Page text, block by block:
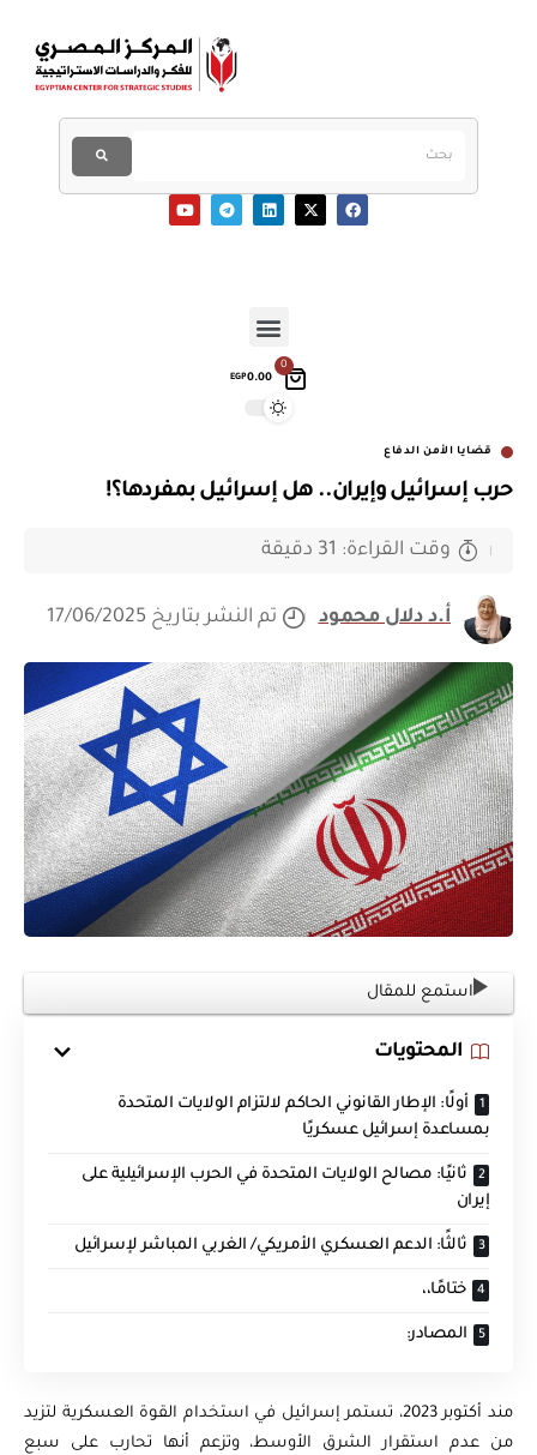
0
EGP0.00
قضايا الأمن الدفاع
حرب إسرائيل وإيران.. هل إسرائيل بمفردها؟!
أ.د دلال محمود تم النشر بتاريخ 17/06/2025
وقت القراءة: 31 دقيقة
استمع للمقال
المحتويات
أولًا: الإطار القانوني الحاكم لالتزام الولايات المتحدة
بمساعدة إسرائيل عسكريًا
ثانيًا: مصالح الولايات المتحدة في الحرب الإسرائيلية على
إيران
ثالثًا: الدعم العسكري الأمريكي/ الغربي المباشر لإسرائيل
ختامًا،،
المصادر:
مند أكتوبر 2023، تستمر إسرائيل في استخدام القوة العسكرية لتزيد
من عدم استقرار الشرق الأوسط، وتزعم أنها تحارب على سبع